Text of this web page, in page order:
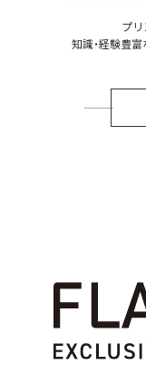
プリ
知識・経験豊